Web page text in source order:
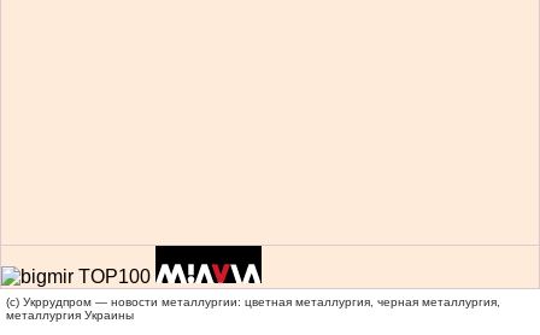
(c) Укррудпром — новости металлургии: цветная металлургия, черная металлургия,
металлургия Украины